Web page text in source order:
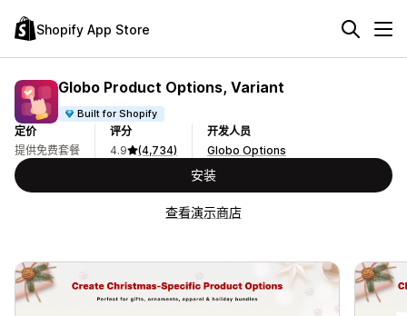
Shopify App Store
Globo Product Options, Variant
Built for Shopify
定价
提供免费套餐
评分
4.9
(4,734)
开发人员
Globo Options
安装
查看演示商店